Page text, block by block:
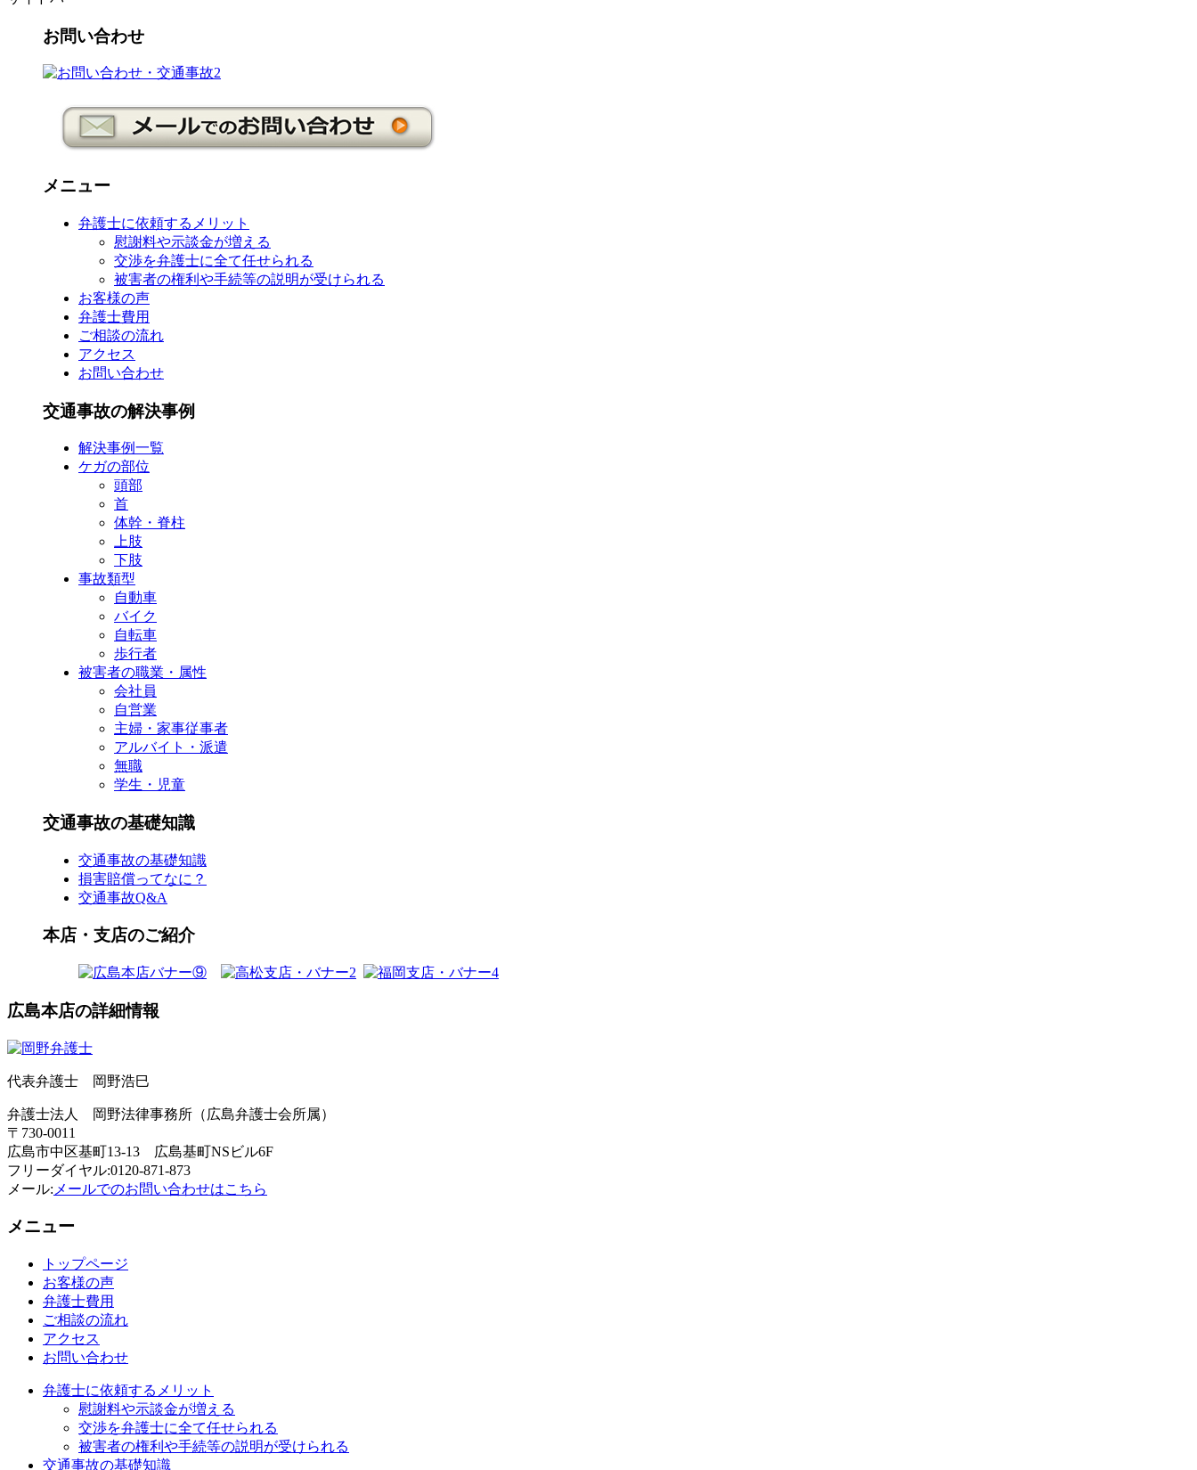
お問い合わせ
メニュー
弁護士に依頼するメリット
慰謝料や示談金が増える
交渉を弁護士に全て任せられる
被害者の権利や手続等の説明が受けられる
お客様の声
弁護士費用
ご相談の流れ
アクセス
お問い合わせ
交通事故の解決事例
解決事例一覧
ケガの部位
頭部
首
体幹・脊柱
上肢
下肢
事故類型
自動車
バイク
自転車
歩行者
被害者の職業・属性
会社員
自営業
主婦・家事従事者
アルバイト・派遣
無職
学生・児童
交通事故の基礎知識
交通事故の基礎知識
損害賠償ってなに？
交通事故Q&A
本店・支店のご紹介
広島本店の詳細情報
代表弁護士 岡野浩巳
弁護士法人 岡野法律事務所（広島弁護士会所属）
〒730-0011
広島市中区基町13-13 広島基町NSビル6F
フリーダイヤル:0120-871-873
メール: メールでのお問い合わせはこちら
メニュー
トップページ
お客様の声
弁護士費用
ご相談の流れ
アクセス
お問い合わせ
弁護士に依頼するメリット
慰謝料や示談金が増える
交渉を弁護士に全て任せられる
被害者の権利や手続等の説明が受けられる
交通事故の基礎知識